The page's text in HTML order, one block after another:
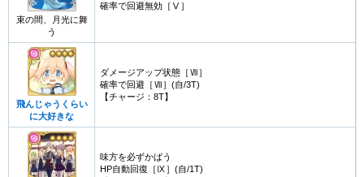
束の間、月光に舞
う
確率で回避無効［Ⅴ］
飛んじゃうくらい
に大好きな
ダメージアップ状態［Ⅶ］
確率で回避［Ⅶ］(自/3T)
【チャージ：8T】
味方を必ずかばう
HP自動回復［Ⅸ］(自/1T)